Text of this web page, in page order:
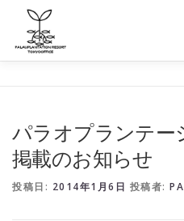
プランテーションお部屋
パラオプランテー
掲載のお知らせ
投稿日: 2014年1月6日 投稿者: